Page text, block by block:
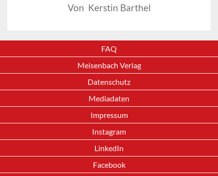
Von Kerstin Barthel
FAQ
Meisenbach Verlag
Datenschutz
Mediadaten
Impressum
Instagram
LinkedIn
Facebook